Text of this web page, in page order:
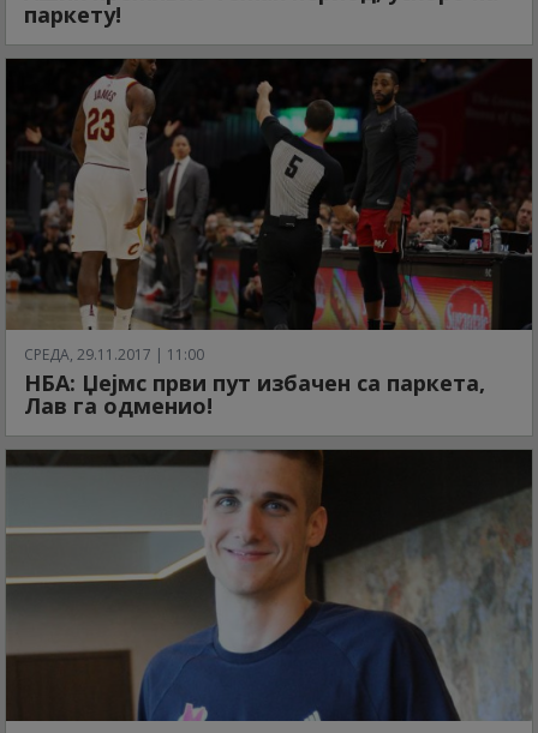
паркету!
СРЕДА, 29.11.2017 | 11:00
НБА: Џејмс први пут избачен са паркета,
Лав га одменио!